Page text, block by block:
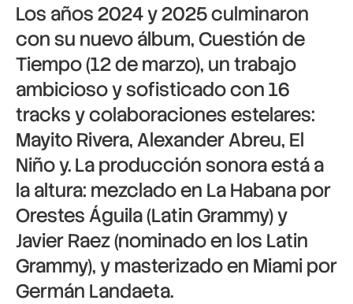
Los años 2024 y 2025 culminaron
con su nuevo álbum, Cuestión de
Tiempo (12 de marzo), un trabajo
ambicioso y sofisticado con 16
tracks y colaboraciones estelares:
Mayito Rivera, Alexander Abreu, El
Niño y. La producción sonora está a
la altura: mezclado en La Habana por
Orestes Águila (Latin Grammy) y
Javier Raez (nominado en los Latin
Grammy), y masterizado en Miami por
Germán Landaeta.